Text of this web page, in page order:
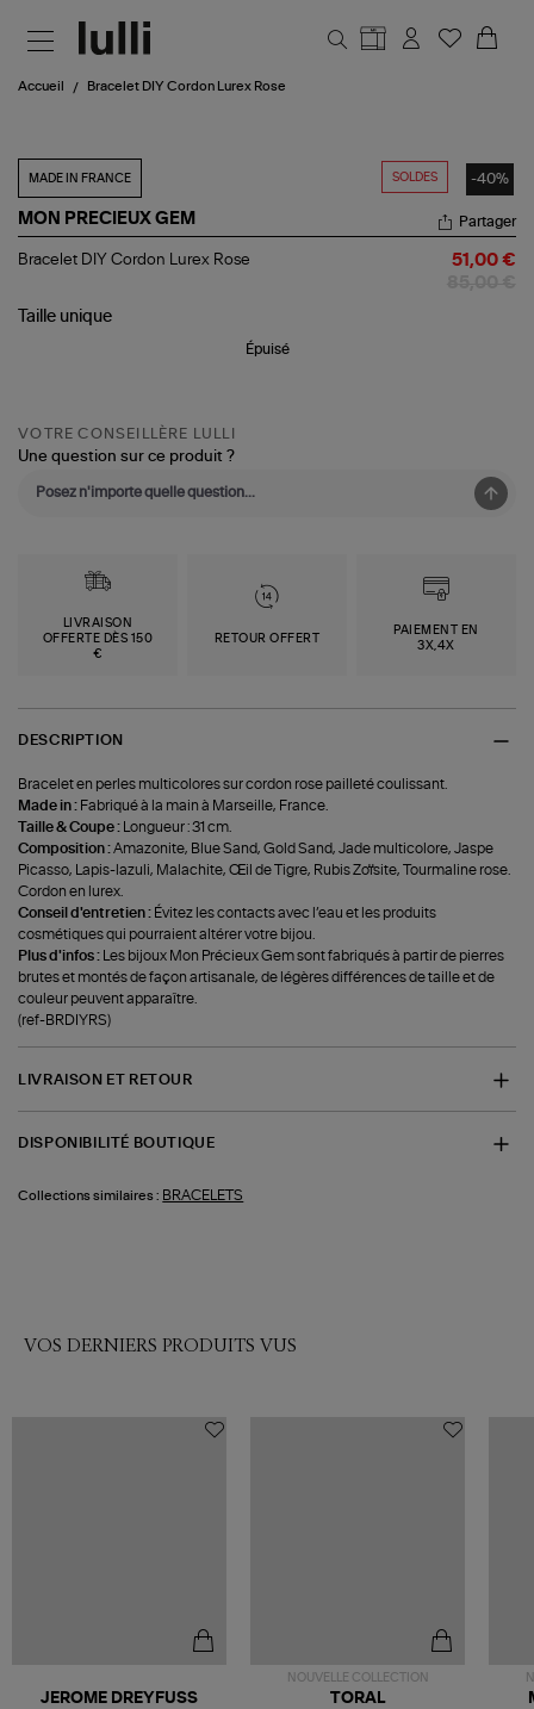
Accueil Bracelet DIY Cordon Lurex Rose
SOLDES -40%
MADE IN FRANCE
MON PRECIEUX GEM
Bracelet
Lurex
Partager
Bracelet DIY Cordon Lurex Rose 51,00 €
Taille unique
Épuisé
VOTRE CONSEILLÈRE LULLI
Une question sur ce produit ?
LIVRAISON
OFFERTE DÈS 150
€
RETOUR OFFERT
PAIEMENT EN
3X,4X
DESCRIPTION
Bracelet en perles multicolores sur cordon rose pailleté coulissant.
Made in : Fabriqué à la main à Marseille, France.
Taille & Coupe :
Longueur : 31 cm.
Composition :Amazonite, Blue Sand, Gold Sand, Jade multicolore, Jaspe
Picasso, Lapis-lazuli, Malachite, Œil de Tigre, Rubis Zoïsite, Tourmaline rose.
Cordon en lurex.
Conseil d'entretien : Évitez les contacts avec l’eau et les produits
cosmétiques qui pourraient altérer votre bijou.
Plus d'infos :
Les bijoux Mon Précieux Gem sont fabriqués à partir de pierres
brutes et montés de façon artisanale, de légères différences de taille et de
couleur peuvent apparaître.
(ref-BRDIYRS)
LIVRAISON ET RETOUR
DISPONIBILITÉ BOUTIQUE
Collections similaires : BRACELETS
VOS DERNIERS PRODUITS VUS
JEROME DREYFUSS
NOUVELLE COLLECTION
TORAL